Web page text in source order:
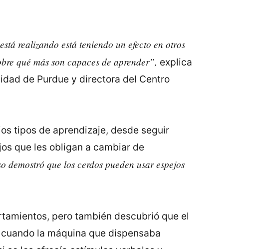
realizando está teniendo un efecto en otros
qué másson capaces de aprender”, explica
de Purdue y directora del Centro
tipos de aprendizaje, desde seguir
que les obligan a cambiar de
demostró que los cerdos pueden usar espejos
pero también descubrió que el
la máquina que dispensaba